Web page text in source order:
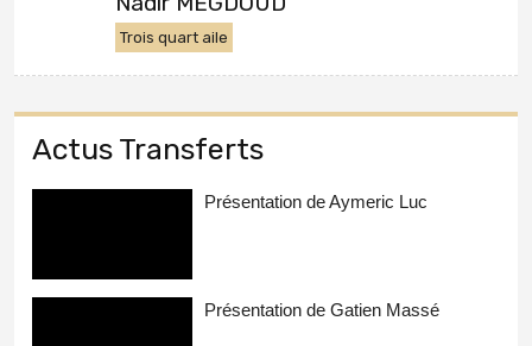
Trois quart aile
Actus Transferts
Présentation de Aymeric Luc
Présentation de Gatien Massé